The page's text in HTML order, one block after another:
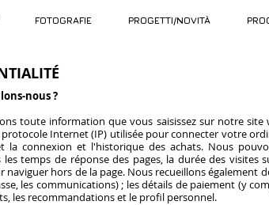
FOTOGRAFIE PROGETTI/NOVITÀ
nous ?
toute information que vous saisissez sur notre
Internet (IP) utilisée pour connecter votre
la connexion et l'historique des achats. Nous
temps de réponse des pages, la durée des
naviguer hors de la page. Nous recueillons
les communications) ; les détails de paiement (y
les recommandations et le profil personnel.